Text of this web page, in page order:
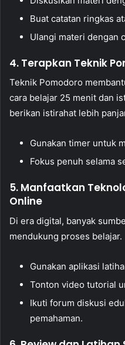
Buat catatan ringkas
Ulangi materi dengan
4. Terapkan Teknik
Teknik Pomodoro
cara belajar 25 menit dan
berikan istirahat lebih
Gunakan timer untuk
Fokus penuh selama
5. Manfaatkan
Online
Di era digital, banyak
mendukung proses belajar.
Gunakan aplikasi
Tonton video tutorial
Ikuti forum diskusi
pemahaman.